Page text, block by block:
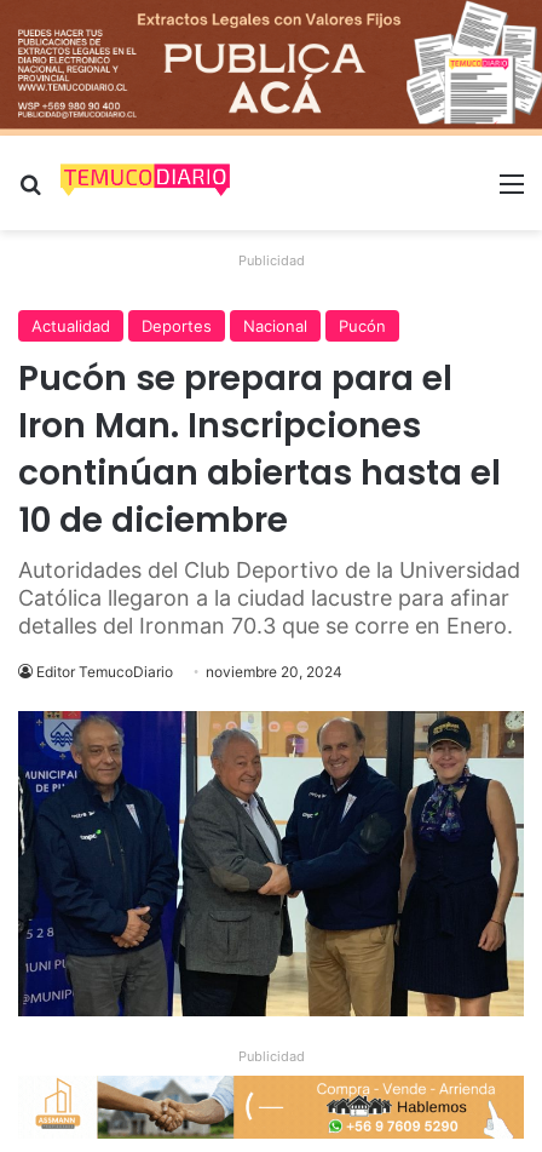
Buscar por
Publicidad
Actualidad Deportes Nacional Pucón
Pucón se prepara para el
Iron Man. Inscripciones
continúan abiertas hasta el
10 de diciembre
Autoridades del Club Deportivo de la Universidad
Católica llegaron a la ciudad lacustre para afinar
detalles del Ironman 70.3 que se corre en Enero.
Editor TemucoDiario noviembre 20, 2024
Publicidad